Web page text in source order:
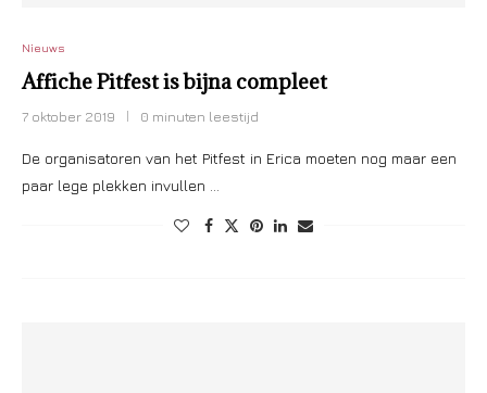
Nieuws
Affiche Pitfest is bijna compleet
7 oktober 2019 0 minuten leestijd
De organisatoren van het Pitfest in Erica moeten nog maar een
paar lege plekken invullen …